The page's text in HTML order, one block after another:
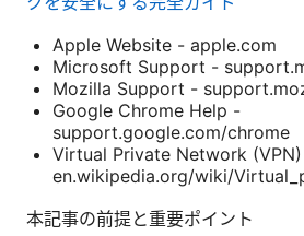
Apple Website - apple.com
Microsoft Support -
Mozilla Support -
Google Chrome Help -
support.google.com/chrome
Virtual Private Network
en.wikipedia.org/wiki/
本記事の前提と重要ポイント